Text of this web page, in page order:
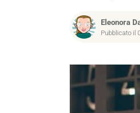
Eleonora
Pubblicato il